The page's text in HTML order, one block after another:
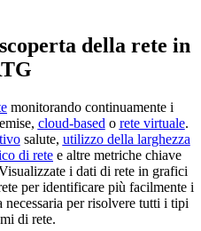
della rete in
monitorando continuamente i
cloud-based o rete virtuale.
salute, utilizzo della larghezza
di rete e altre metriche chiave
i dati di rete in grafici
per identificare più facilmente i
per risolvere tutti i tipi
di rete.